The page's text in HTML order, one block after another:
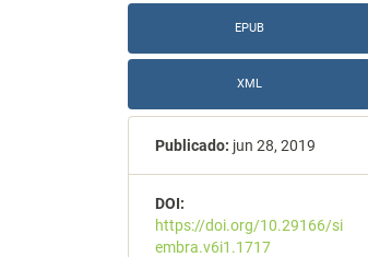
EPUB
XML
Publicado: jun 28, 2019
DOI:
https://doi.org/10.29166/si
embra.v6i1.1717